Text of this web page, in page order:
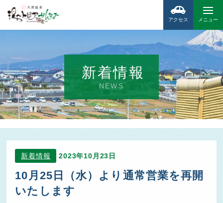
メニュー
アクセス
新着情報
NEWS
新着情報 2023年10月23日
10月25日（水）より通常営業を再開
いたします